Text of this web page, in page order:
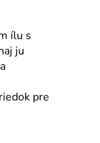
ílu s
ju
pre